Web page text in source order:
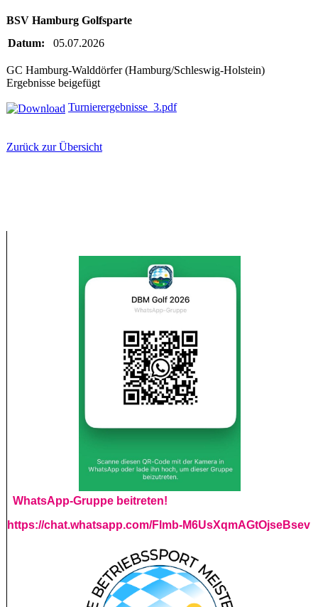
BSV Hamburg Golfsparte
Datum:
05.07.2026
GC Hamburg-Walddörfer (Hamburg/Schleswig-Holstein)
Ergebnisse beigefügt
Turnierergebnisse_3.pdf
Zurück zur Übersicht
WhatsApp-Gruppe beitreten!
https://chat.whatsapp.com/Flmb-M6UsXqmAGtOjseBsev